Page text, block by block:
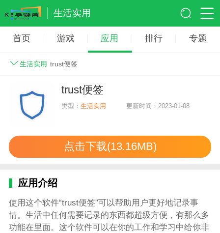
生活实用
首页 游戏 应用 排行 专题
生活实用 trust便签
trust便签
类型：生活实用 更新时间：2023-01-08
点击下载(13.16MB)
应用介绍
使用这个软件“trust便签”可以帮助用户更好地记录事
情。生活中任何需要记录的东西都超级方便，有那么多
功能在里面。这个软件可以在你的工作和学习中给你非